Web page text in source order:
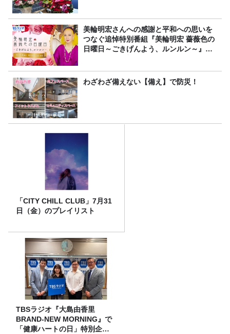
美輪明宏さんへの感謝と平和への思いを
つなぐ追悼特別番組『美輪明宏 薔薇色の
日曜日～ごきげんよう、ルンルン～』
わざわざ備えない【備え】で防災！
「CITY CHILL CLUB」7月31
日（金）のプレイリスト
TBSラジオ『大島由香里
BRAND-NEW MORNING』で
「健康ハートの日」特別企画